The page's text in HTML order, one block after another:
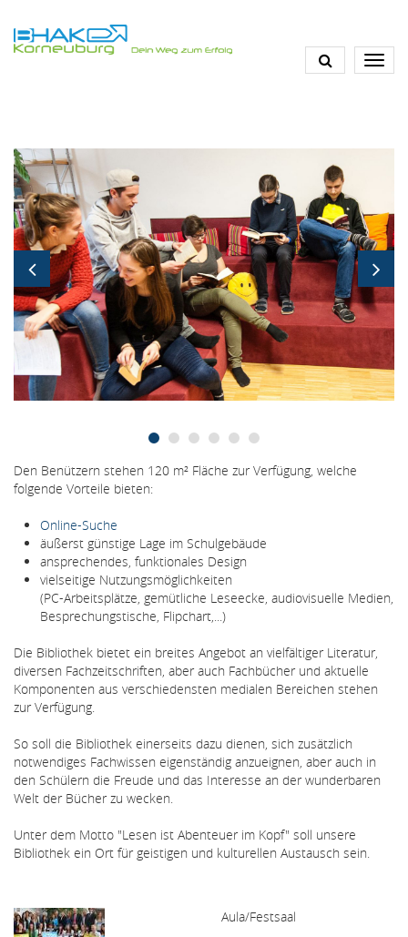
zum
Inhalt
Den Benützern stehen 120 m² Fläche zur Verfügung, welche
folgende Vorteile bieten:
Online-Suche
äußerst günstige Lage im Schulgebäude
ansprechendes, funktionales Design
vielseitige Nutzungsmöglichkeiten
(PC-Arbeitsplätze, gemütliche Leseecke, audiovisuelle Medien,
Besprechungstische, Flipchart,...)
Die Bibliothek bietet ein breites Angebot an vielfältiger Literatur,
diversen Fachzeitschriften, aber auch Fachbücher und aktuelle
Komponenten aus verschiedensten medialen Bereichen stehen
zur Verfügung.
So soll die Bibliothek einerseits dazu dienen, sich zusätzlich
notwendiges Fachwissen eigenständig anzueignen, aber auch in
den Schülern die Freude und das Interesse an der wunderbaren
Welt der Bücher zu wecken.
Unter dem Motto "Lesen ist Abenteuer im Kopf" soll unsere
Bibliothek ein Ort für geistigen und kulturellen Austausch sein.
Aula/Festsaal